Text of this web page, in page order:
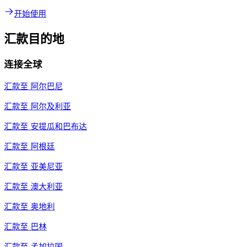
开始使用
汇款目的地
连接全球
汇款至 阿尔巴尼
汇款至 阿尔及利亚
汇款至 安提瓜和巴布达
汇款至 阿根廷
汇款至 亚美尼亚
汇款至 澳大利亚
汇款至 奥地利
汇款至 巴林